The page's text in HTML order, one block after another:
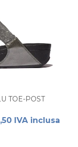
TOE-POST
IVA inclusa